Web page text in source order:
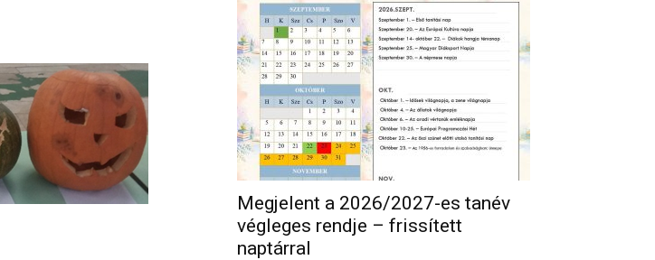
Megjelent a 2026/2027-es tanév
végleges rendje – frissített
naptárral